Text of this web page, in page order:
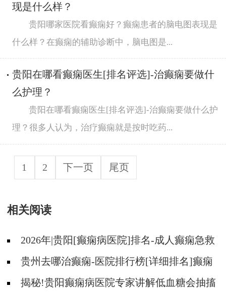
现是什么样？
贵阳哪家医院看癫痫好？癫痫患者的脑电图表现是
什么样？在癫痫的辅助诊断中，脑电图是...
贵阳在哪看癫痫医生[排名评选]-治癫痫要做什
么护理？
贵阳在哪看癫痫医生[排名评选]-治癫痫要做什么护
理？很多人认为，治疗癫痫就是按时吃药...
1 2 下一页 尾页
相关阅读
2026年|贵阳[癫痫病医院]排名-成人癫痫急救
措施护理
贵州去哪治癫痫-医院排行榜[详细排名]癫痫
病人可以吃什么食物?
揭秘!贵阳癫痫病医院专家讲解低血糖会抽搐